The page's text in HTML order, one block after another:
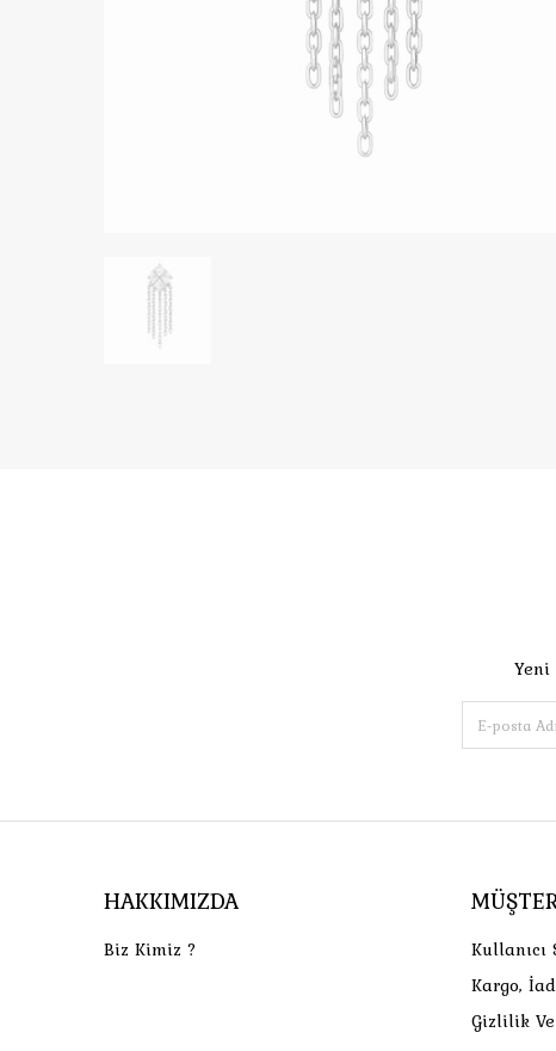
HAKKIMIZDA
Biz Kimiz ?
Kullanıcı
Kargo,
Gizlilik